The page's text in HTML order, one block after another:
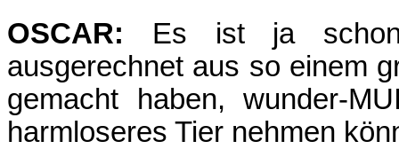
OSCAR: Es ist ja schon
ausgerechnet aus so einem
gemacht haben, wunder-
harmloseres Tier nehmen